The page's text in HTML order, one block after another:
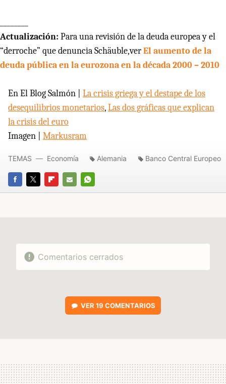
Actualización: Para una revisión de la deuda europea y el
“derroche” que denuncia Schäuble,verEl aumento de la
deuda pública en la eurozona en la década 2000 – 2010
En El Blog Salmón | La crisis griega y el destape de los
desequilibrios monetarios,Las dos gráficas que explican
la crisis del euro
Imagen | Markusram
FACEBOOK
TWITTERFLIPBOARD
E-
WHATSAPP
TEMAS Economía Alemania Banco Central Europeo
Comentarios cerrados
VER 19 COMENTARIOS